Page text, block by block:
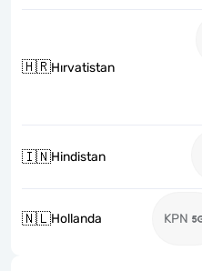
🇭🇷Hırvatistan
🇮🇳Hindistan
🇳🇱Hollanda KPN